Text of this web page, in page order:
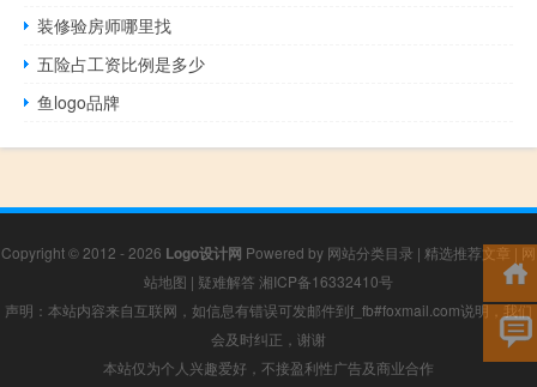
装修验房师哪里找
五险占工资比例是多少
鱼logo品牌
Copyright © 2012 - 2026 Logo设计网 Powered by 网站分类目录 | 精选推荐文章 | 网
站地图 | 疑难解答 湘ICP备16332410号
声明：本站内容来自互联网，如信息有错误可发邮件到f_fb#foxmail.com说明，我们
会及时纠正，谢谢
本站仅为个人兴趣爱好，不接盈利性广告及商业合作